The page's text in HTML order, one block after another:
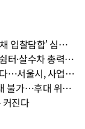
최대 15조 과징금…미래에셋 등 15곳 '국고채 입찰담합' 심판대 오른다
"라이더에게 없어선 안될 공간이죠"…이동쉼터·살수차 총력 대응
'2035년 84조원' 양자기술, 3년내 산업화된다…서울시, 사업화 지원
오세훈 "용산어린이정원에 아파트 건설 절대 불가…후대 위한 녹지"
진다